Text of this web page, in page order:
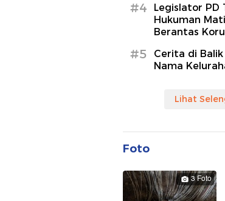
#4
Legislator PD
Hukuman
Berantas
#5
Cerita di
Nama
Lihat
Foto
3 Foto